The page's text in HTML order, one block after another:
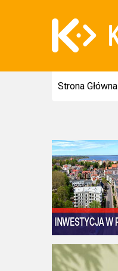
Strona Główna